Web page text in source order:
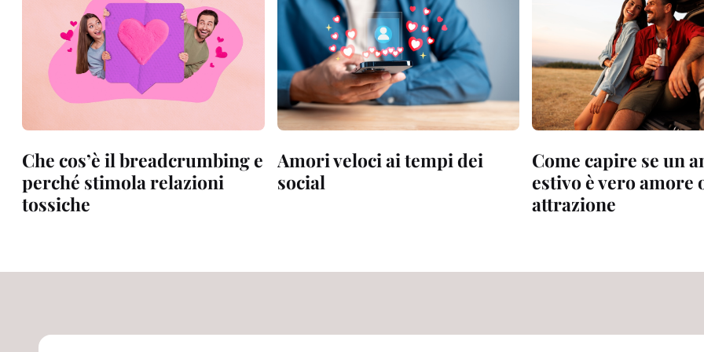
Che cos’è il breadcrumbing e
perché stimola relazioni
tossiche
Amori veloci ai tempi dei
social
Come capire se un
estivo è vero amore
attrazione